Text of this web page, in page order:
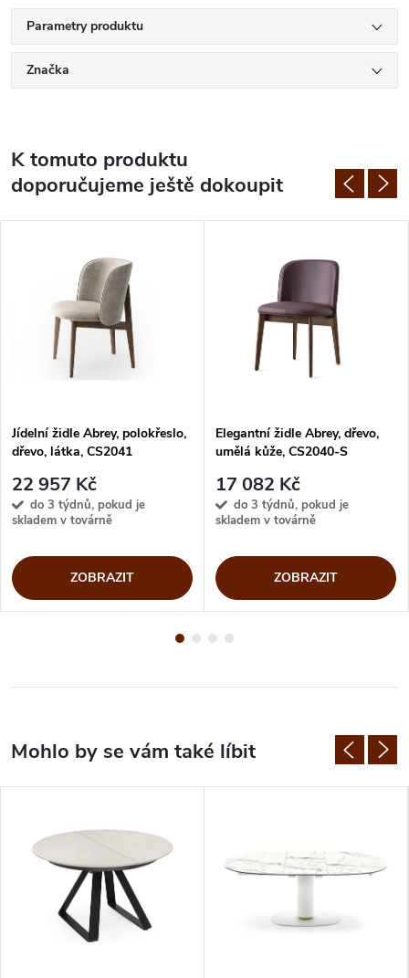
Parametry produktu
Značka
K tomuto produktu
doporučujeme ještě dokoupit
Jídelní židle Abrey, polokřeslo,
dřevo, látka, CS2041
22 957 Kč
do 3 týdnů, pokud je
skladem v továrně
ZOBRAZIT
Elegantní židle Abrey, dřevo,
umělá kůže, CS2040-S
17 082 Kč
do 3 týdnů, pokud je
skladem v továrně
ZOBRAZIT